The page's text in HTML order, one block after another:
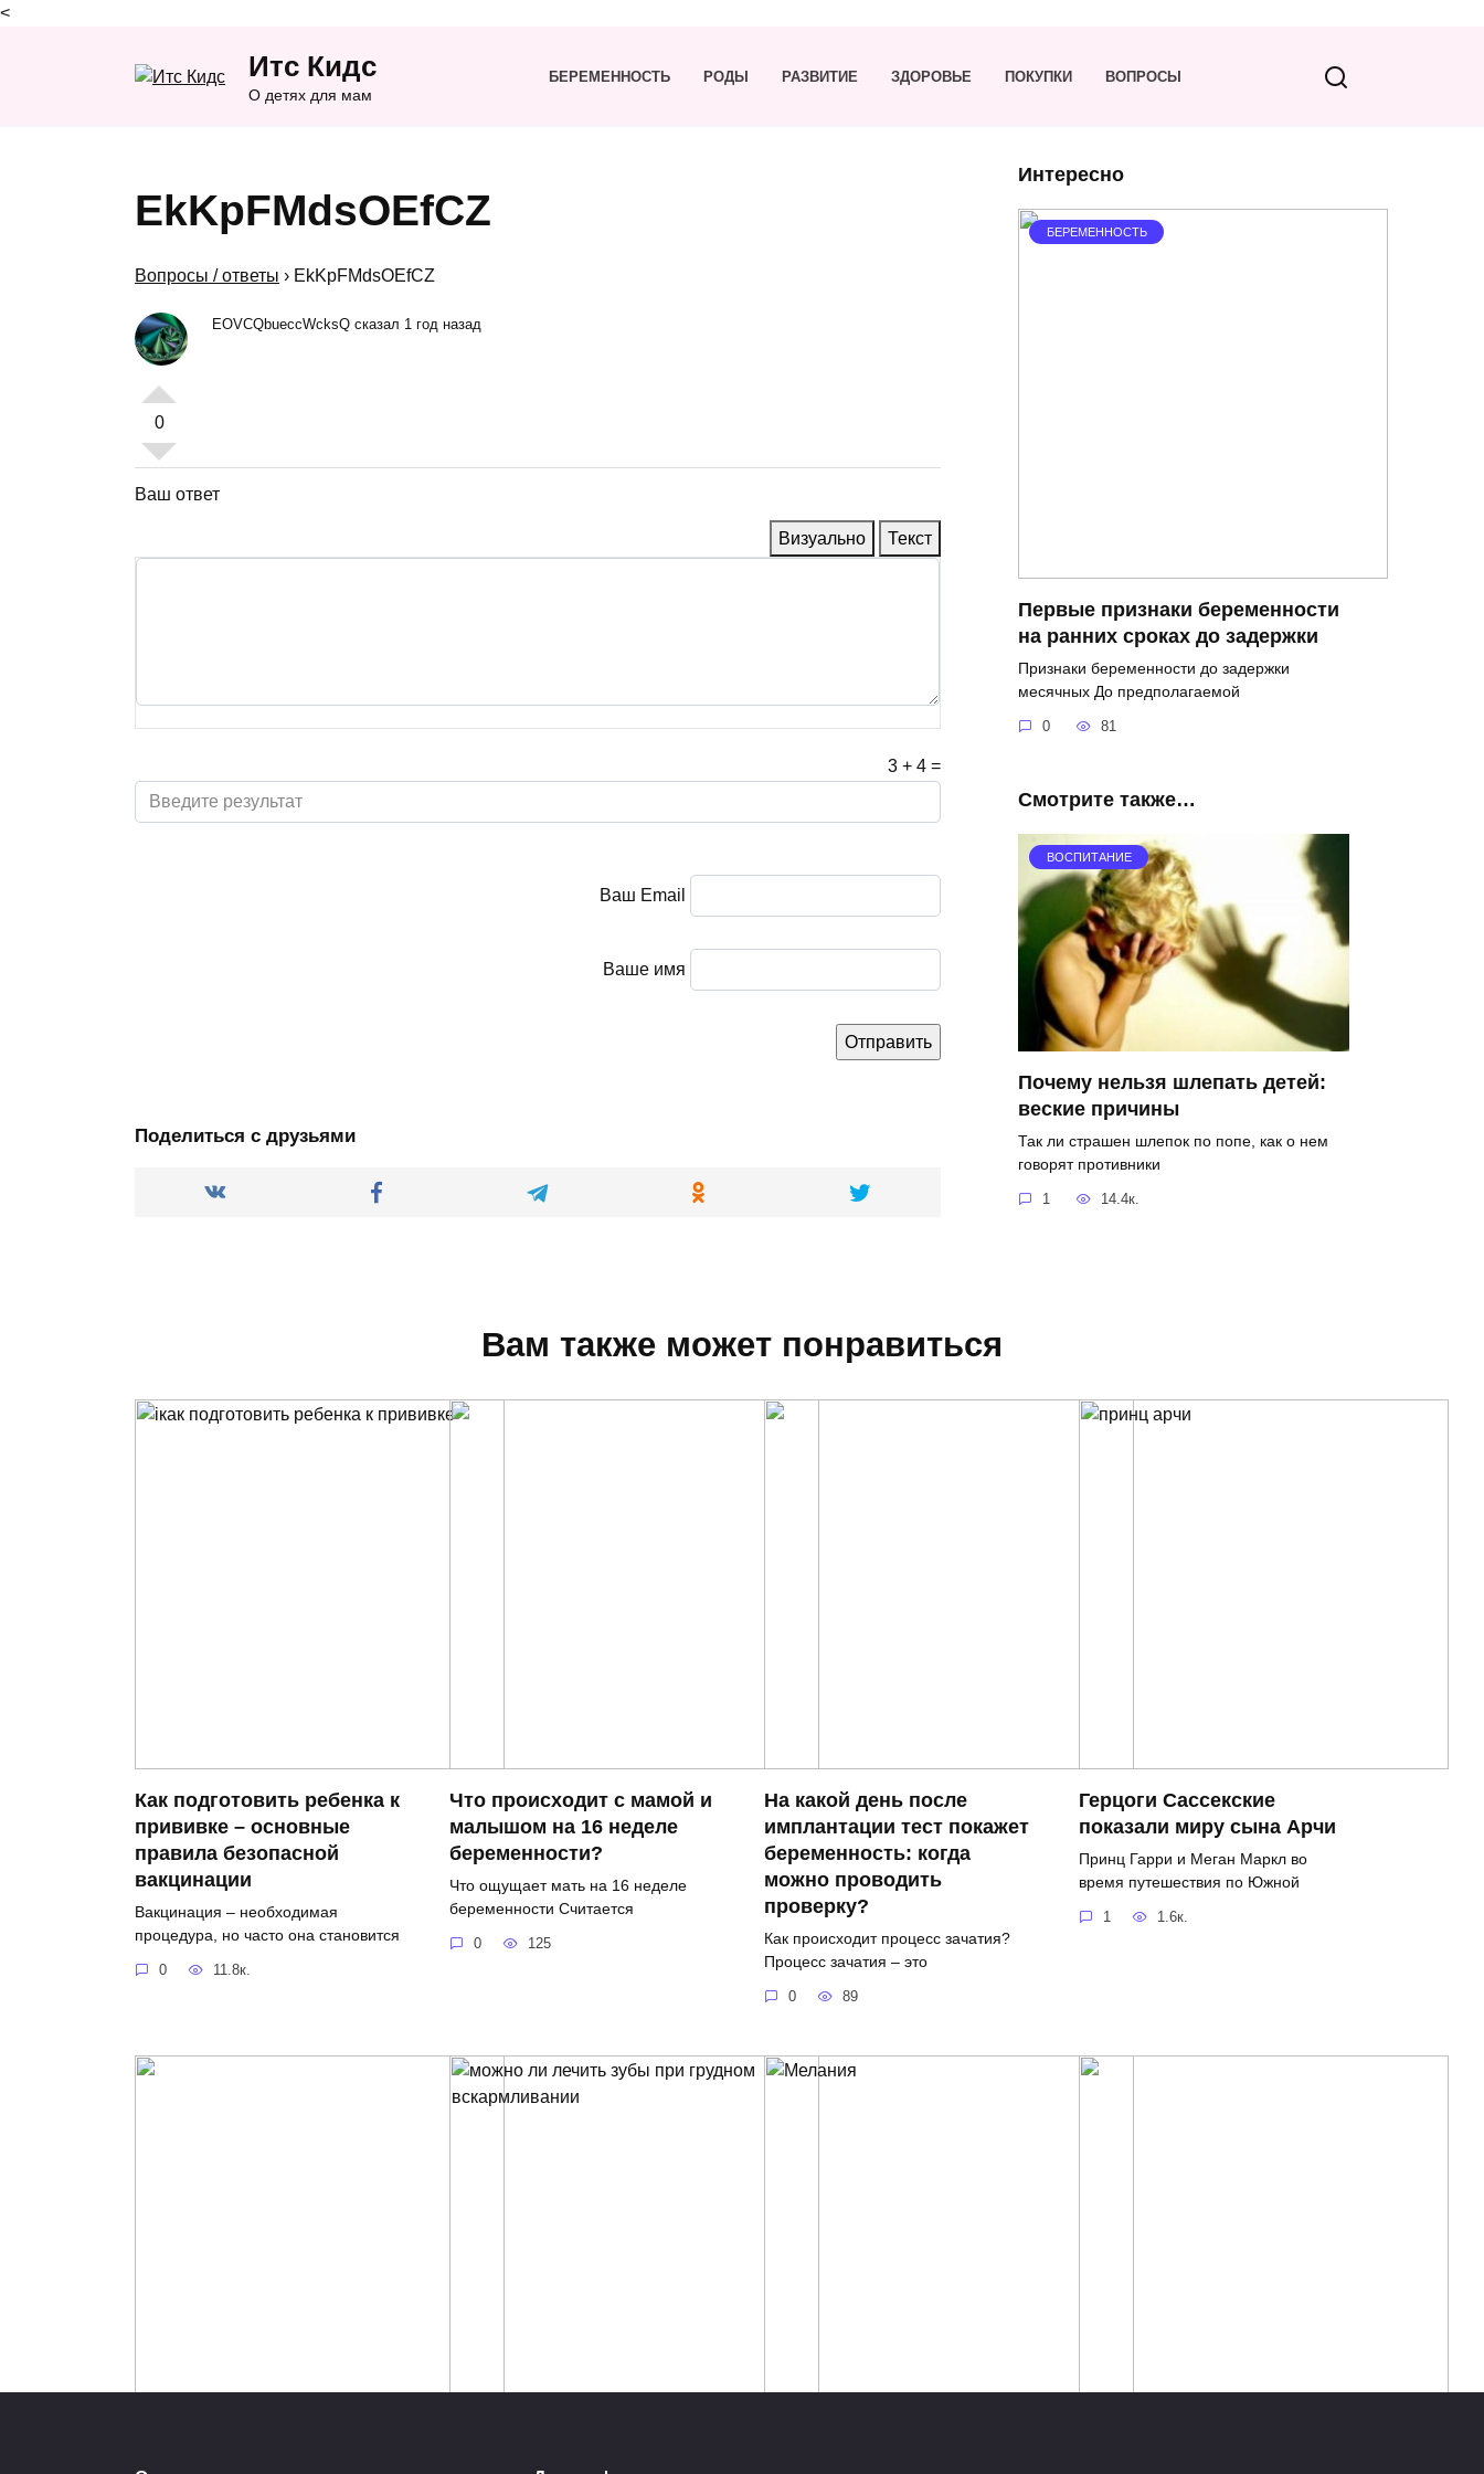
<
Итс Кидс
О детях для мам
БЕРЕМЕННОСТЬ РОДЫ РАЗВИТИЕ ЗДОРОВЬЕ ПОКУПКИ ВОПРОСЫ
EkKpFMdsOEfCZ
Вопросы / ответы › EkKpFMdsOEfCZ
0
EOVCQbueccWcksQ сказал 1 год назад
Ваш ответ
Визуально Текст
3 + 4 =
Ваш Email
Ваше имя
Поделиться с друзьями
Интересно
БЕРЕМЕННОСТЬ
Первые признаки беременности
на ранних сроках до задержки
Признаки беременности до задержки
месячных До предполагаемой
0 81
Смотрите также…
ВОСПИТАНИЕ
Почему нельзя шлепать детей:
веские причины
Так ли страшен шлепок по попе, как о нем
говорят противники
1 14.4к.
Вам также может понравиться
Как подготовить ребенка к
прививке – основные
правила безопасной
вакцинации
Вакцинация – необходимая
процедура, но часто она становится
0 11.8к.
Что происходит с мамой и
малышом на 16 неделе
беременности?
Что ощущает мать на 16 неделе
беременности Считается
0 125
На какой день после
имплантации тест покажет
беременность: когда
можно проводить
проверку?
Как происходит процесс зачатия?
Процесс зачатия – это
0 89
Герцоги Сассекские
показали миру сына Арчи
Принц Гарри и Меган Маркл во
время путешествия по Южной
1 1.6к.